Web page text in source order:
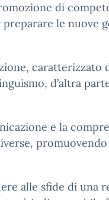
di
le nuove
caratterizzato
d’altra
e la
alle sfide di una